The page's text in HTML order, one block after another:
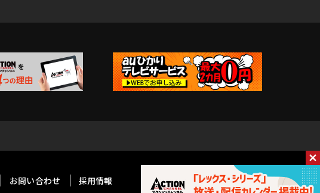
お問い合わせ 採用情報